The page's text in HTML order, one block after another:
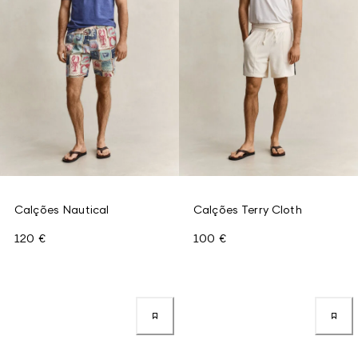
Calções Nautical
120 €
Calções Terry Cloth
100 €